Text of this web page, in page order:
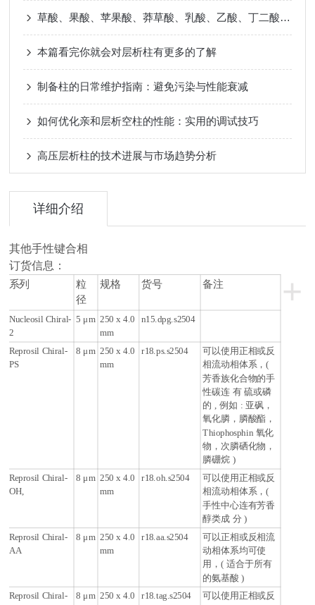
草酸、果酸、苹果酸、莽草酸、乳酸、乙酸、丁二酸、柠檬酸
本篇看完你就会对层析柱有更多的了解
制备柱的日常维护指南：避免污染与性能衰减
如何优化亲和层析空柱的性能：实用的调试技巧
高压层析柱的技术进展与市场趋势分析
详细介绍
其他手性键合相
订货信息：
+
系列 粒
径
规格 货号 备注
Nucleosil Chiral-
2
5 μm 250 x 4.0
mm
n15.dpg.s2504
Reprosil Chiral-
PS
8 μm 250 x 4.0
mm
r18.ps.s2504
可以使用正相或反
相流动相体系，(
芳香族化合物的手
性碳连 有 硫或磷
的 , 例如 : 亚砜，
氧化膦，膦酸酯，
Thiophosphin 氧化
物，次膦硒化物，
膦硼烷 )
Reprosil Chiral-
OH,
8 μm 250 x 4.0
mm
r18.oh.s2504
可以使用正相或反
相流动相体系，(
手性中心连有芳香
醇类成 分 )
Reprosil Chiral-
AA
8 μm 250 x 4.0
mm
r18.aa.s2504
可以正相或反相流
动相体系均可使
用，( 适合于所有
的氨基酸 )
Reprosil Chiral-
8 μm 250 x 4.0
r18.tag.s2504
可以使用正相或反